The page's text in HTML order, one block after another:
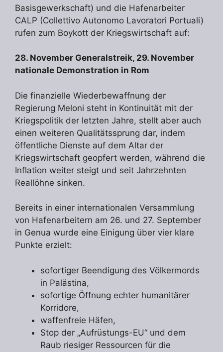
Basisgewerkschaft) und die Hafenarbeiter
CALP (Collettivo Autonomo Lavoratori Portuali)
rufen zum Boykott der Kriegswirtschaft auf:
28. November Generalstreik, 29. November
nationale Demonstration in Rom
Die finanzielle Wiederbewaffnung der
Regierung Meloni steht in Kontinuität mit der
Kriegspolitik der letzten Jahre, stellt aber auch
einen weiteren Qualitätssprung dar, indem
öffentliche Dienste auf dem Altar der
Kriegswirtschaft geopfert werden, während die
Inflation weiter steigt und seit Jahrzehnten
Reallöhne sinken.
Bereits in einer internationalen Versammlung
von Hafenarbeitern am 26. und 27. September
in Genua wurde eine Einigung über vier klare
Punkte erzielt:
sofortiger Beendigung des Völkermords
in Palästina,
sofortige Öffnung echter humanitärer
Korridore,
waffenfreie Häfen,
Stop der „Aufrüstungs-EU“ und dem
Raub riesiger Ressourcen für die